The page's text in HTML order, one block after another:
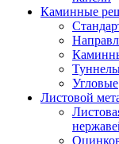
Каминные
Угловые
Листовой